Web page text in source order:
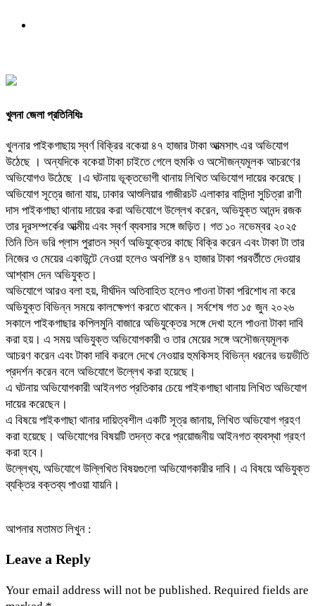
খুলনা জেলা প্রতিনিধিঃ
খুলনার পাইকগাছায় স্বর্ণ বিক্রির বকেয়া ৪৭ হাজার টাকা আত্মসাৎ এর অভিযোগ
উঠেছে । অন্যদিকে বকেয়া টাকা চাইতে গেলে হুমকি ও অসৌজন্যমূলক আচরণের
অভিযোগও উঠেছে ।এ ঘটনায় ভূক্তভোগী থানায় লিখিত অভিযোগ দায়ের করেছে।
অভিযোগ সূত্রে জানা যায়, ঢাকার আশুলিয়ার গাজীরচট এলাকার বাসিন্দা সুচিত্রা রাণী
দাস পাইকগাছা থানায় দায়ের করা অভিযোগে উল্লেখ করেন, অভিযুক্ত আনন্দ রজক
তার দূরসম্পর্কের আত্মীয় এবং স্বর্ণ ব্যবসার সঙ্গে জড়িত। গত ১০ নভেম্বর ২০২৫
তিনি তিন ভরি প্লাস পুরাতন স্বর্ণ অভিযুক্তের কাছে বিক্রি করেন এবং টাকা টা তার
নিজের ও মেয়ের একাউন্টে নেওয়া হলেও অবশিষ্ট ৪৭ হাজার টাকা পরবর্তীতে দেওয়ার
আশ্বাস দেন অভিযুক্ত।
অভিযোগে আরও বলা হয়, দীর্ঘদিন অতিবাহিত হলেও পাওনা টাকা পরিশোধ না করে
অভিযুক্ত বিভিন্ন সময়ে কালক্ষেপণ করতে থাকেন। সর্বশেষ গত ১৫ জুন ২০২৬
সকালে পাইকগাছার কপিলমুনি বাজারে অভিযুক্তের সঙ্গে দেখা হলে পাওনা টাকা দাবি
করা হয়। এ সময় অভিযুক্ত অভিযোগকারী ও তার মেয়ের সঙ্গে অসৌজন্যমূলক
আচরণ করেন এবং টাকা দাবি করলে দেখে নেওয়ার হুমকিসহ বিভিন্ন ধরনের ভয়ভীতি
প্রদর্শন করেন বলে অভিযোগে উল্লেখ করা হয়েছে।
এ ঘটনায় অভিযোগকারী আইনগত প্রতিকার চেয়ে পাইকগাছা থানায় লিখিত অভিযোগ
দায়ের করেছেন।
এ বিষয়ে পাইকগাছা থানার দায়িত্বশীল একটি সূত্র জানায়, লিখিত অভিযোগ গ্রহণ
করা হয়েছে। অভিযোগের বিষয়টি তদন্ত করে প্রয়োজনীয় আইনগত ব্যবস্থা গ্রহণ
করা হবে।
উল্লেখ্য, অভিযোগে উল্লিখিত বিষয়গুলো অভিযোগকারীর দাবি। এ বিষয়ে অভিযুক্ত
ব্যক্তির বক্তব্য পাওয়া যায়নি।
আপনার মতামত লিখুন :
Leave a Reply
Your email address will not be published. Required fields are